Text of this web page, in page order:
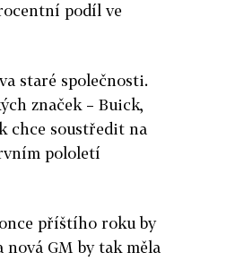
podíl ve
staré společnosti.
značek – Buick,
chce soustředit na
pololetí
příštího roku by
GM by tak měla